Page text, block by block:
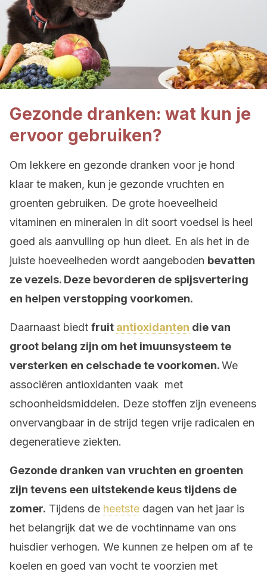
Gezonde dranken: wat kun je
ervoor gebruiken?
Om lekkere en gezonde dranken voor je hond
klaar te maken, kun je gezonde vruchten en
groenten gebruiken. De grote hoeveelheid
vitaminen en mineralen in dit soort voedsel is heel
goed als aanvulling op hun dieet. En als het in de
juiste hoeveelheden wordt aangeboden bevatten
ze vezels. Deze bevorderen de spijsvertering
en helpen verstopping voorkomen.
Daarnaast biedt fruit antioxidanten die van
groot belang zijn om het imuunsysteem te
versterken en celschade te voorkomen.We
associëren antioxidanten vaak met
schoonheidsmiddelen. Deze stoffen zijn eveneens
onvervangbaar in de strijd tegen vrije radicalen en
degeneratieve ziekten.
Gezonde dranken van vruchten en groenten
zijn tevens een uitstekende keus tijdens de
zomer. Tijdens de heetste dagen van het jaar is
het belangrijk dat we de vochtinname van ons
huisdier verhogen. We kunnen ze helpen om af te
koelen en goed van vocht te voorzien met